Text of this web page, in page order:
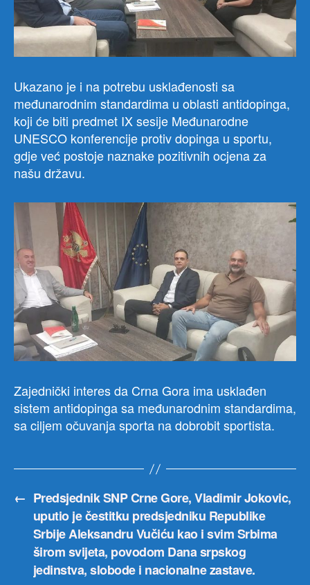
Ukazano je i na potrebu usklađenosti sa
međunarodnim standardima u oblasti antidopinga,
koji će biti predmet IX sesije Međunarodne
UNESCO konferencije protiv dopinga u sportu,
gdje već postoje naznake pozitivnih ocjena za
našu državu.
Zajednički interes da Crna Gora ima usklađen
sistem antidopinga sa međunarodnim standardima,
sa ciljem očuvanja sporta na dobrobit sportista.
← Predsjednik SNP Crne Gore, Vladimir Jokovic,
uputio je čestitku predsjedniku Republike
Srbije Aleksandru Vučiću kao i svim Srbima
širom svijeta, povodom Dana srpskog
jedinstva, slobode i nacionalne zastave.